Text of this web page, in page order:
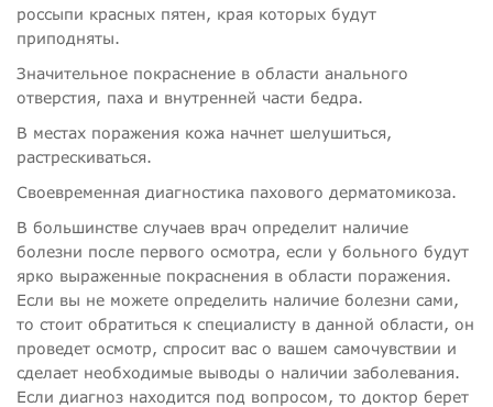
россыпи красных пятен, края которых будут
приподняты.
Значительное покраснение в области анального
отверстия, паха и внутренней части бедра.
В местах поражения кожа начнет шелушиться,
растрескиваться.
Своевременная диагностика пахового дерматомикоза.
В большинстве случаев врач определит наличие
болезни после первого осмотра, если у больного будут
ярко выраженные покраснения в области поражения.
Если вы не можете определить наличие болезни сами,
то стоит обратиться к специалисту в данной области, он
проведет осмотр, спросит вас о вашем самочувствии и
сделает необходимые выводы о наличии заболевания.
Если диагноз находится под вопросом, то доктор берет